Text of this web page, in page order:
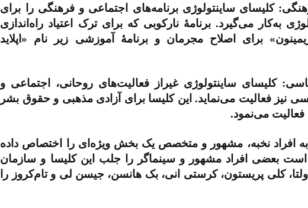
کلیسای ساینتولوژی برنامه‌های اجتماعی و فرهنگی را برای
به‌کار می‌گیرد. برنامۀ نارکوبی که برای ترک اعتیاد راه‌اندازی
برای اصلاح مجرمان و برنامۀ آموزشی زیر نام «اپلاید
کلیسای ساینتولوژی غیراز فعالیت‌های روحانی، اجتماعی و
نیز فعالیت می‌نماید. این کلیسا برای آزادی مذهبی و حقوق بشر
می‌نمود.
افراد نخبه، مشهور و متخصص یک بخش ویژه‌ای را اختصاص داده
بعضی افراد مشهور و سینماگر را جلب این کلیسا و سازمان
کلی پریستون، کرستی انی، بک هانسن، جیسن لی و تام‌کروز را